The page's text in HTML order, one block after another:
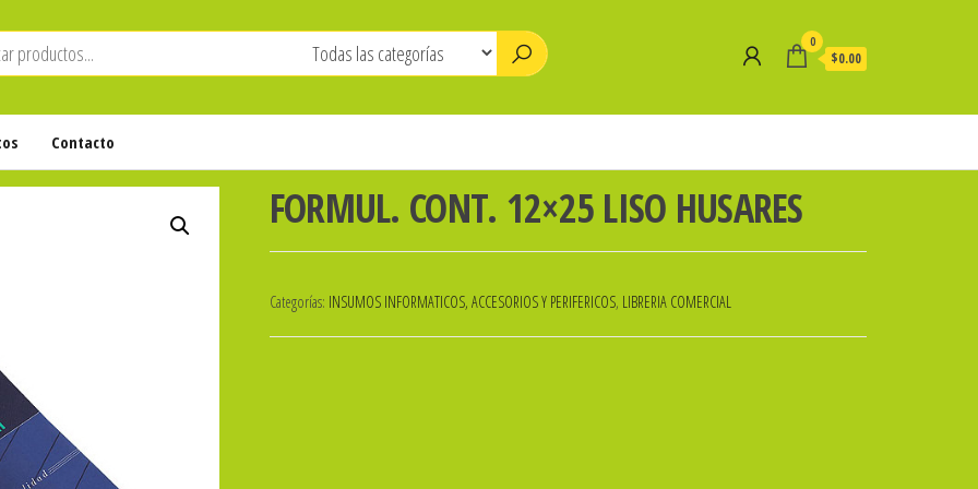
0
$0.00
Contacto
FORMUL. CONT. 12×25 LISO HUSARES
Categorías: INSUMOS INFORMATICOS, ACCESORIOS Y PERIFERICOS, LIBRERIA COMERCIAL